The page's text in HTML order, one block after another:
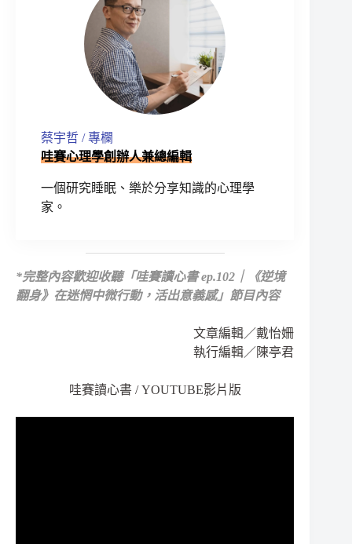
蔡宇哲 / 專欄
哇賽心理學創辦人兼總編輯
一個研究睡眠、樂於分享知識的心理學
家。
*完整內容歡迎收聽「哇賽讀心書 ep.102｜《逆境
翻身》在迷惘中微行動，活出意義感」節目內容
文章編輯／戴怡姍
執行編輯／陳亭君
哇賽讀心書 / YOUTUBE影片版